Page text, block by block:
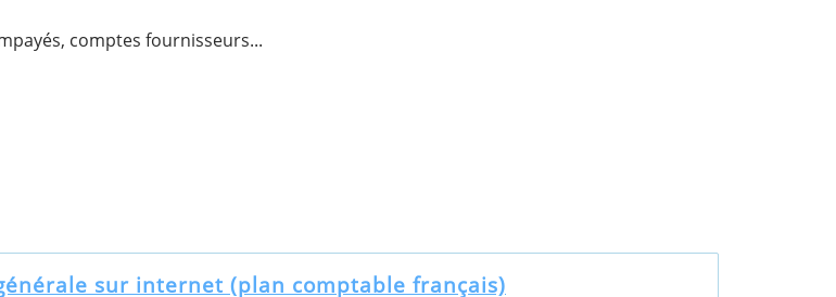
comptes fournisseurs...
sur internet (plan comptable français)